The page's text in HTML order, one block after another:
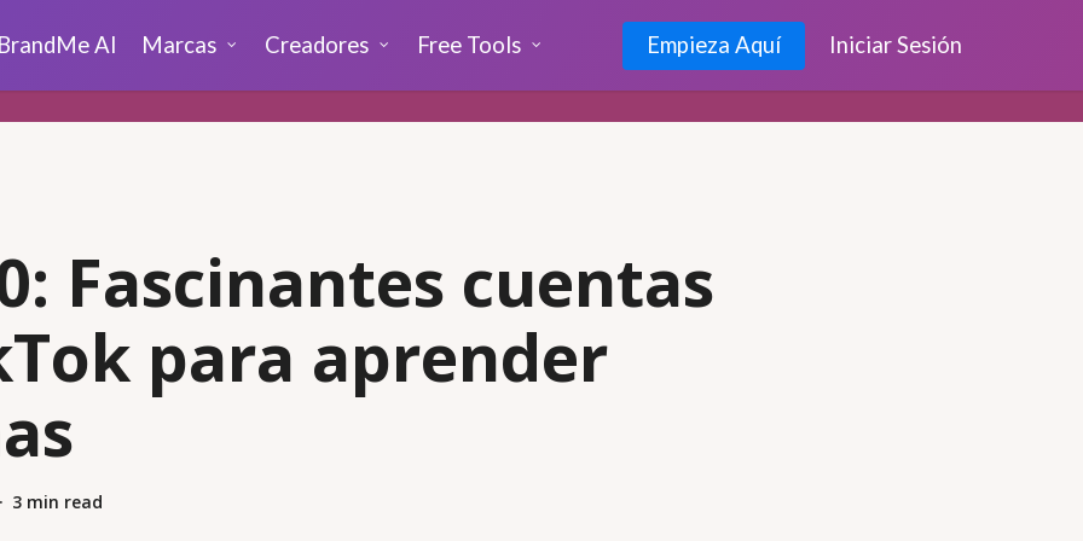
BrandMe AI Marcas Creadores Free Tools Empieza Aquí Iniciar Sesión
Fascinantes cuentas
para aprender
3 min read